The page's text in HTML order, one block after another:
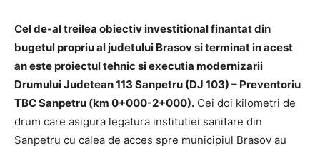
Cel de-al treilea obiectiv investitional finantat din
bugetul propriu al judetului Brasov si terminat in acest
an este proiectul tehnic si executia modernizarii
Drumului Judetean 113 Sanpetru (DJ 103) – Preventoriu
TBC Sanpetru (km 0+000-2+000). Cei doi kilometri de
drum care asigura legatura institutiei sanitare din
Sanpetru cu calea de acces spre municipiul Brasov au